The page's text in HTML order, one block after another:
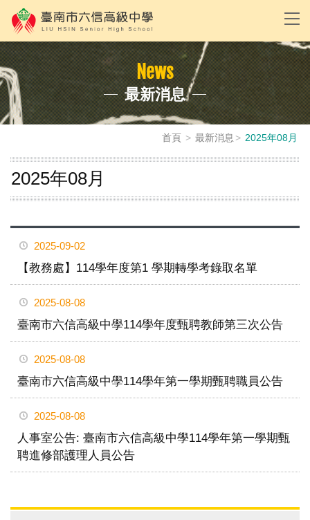
News
最新消息
首頁 最新消息 2025年08月
2025年08月
2025-09-02
【教務處】114學年度第1 學期轉學考錄取名單
2025-08-08
臺南市六信高級中學114學年度甄聘教師第三次公告
2025-08-08
臺南市六信高級中學114學年第一學期甄聘職員公告
2025-08-08
人事室公告: 臺南市六信高級中學114學年第一學期甄
聘進修部護理人員公告